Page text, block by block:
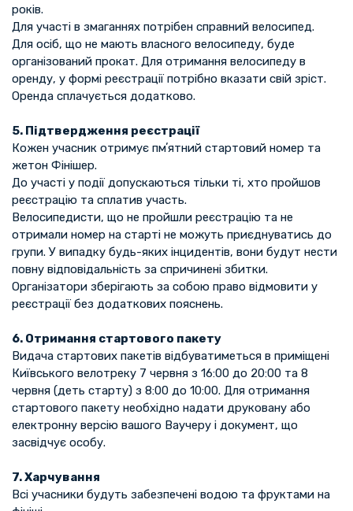
років.
Для участі в змаганнях потрібен справний велосипед.
Для осіб, що не мають власного велосипеду, буде
організований прокат. Для отримання велосипеду в
оренду, у формі реєстрації потрібно вказати свій зріст.
Оренда сплачується додатково.
5. Підтвердження реєстрації
Кожен учасник отримує пмʼятний стартовий номер та
жетон Фінішер.
До участі у події допускаються тільки ті, хто пройшов
реєстрацію та сплатив участь.
Велосипедисти, що не пройшли реєстрацію та не
отримали номер на старті не можуть приєднуватись до
групи. У випадку будь-яких інцидентів, вони будут нести
повну відповідальність за спричинені збитки.
Організатори зберігають за собою право відмовити у
реєстрації без додаткових пояснень.
6. Отримання стартового пакету
Видача стартових пакетів відбуватиметься в приміщені
Київського велотреку 7 червня з 16:00 до 20:00 та 8
червня (деть старту) з 8:00 до 10:00. Для отримання
стартового пакету необхідно надати друковану або
електронну версію вашого Ваучеру і документ, що
засвідчує особу.
7. Харчування
Всі учасники будуть забезпечені водою та фруктами на